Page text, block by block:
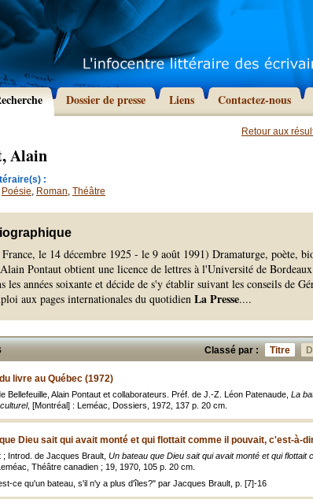
Dossier de presse Liens Contactez-nous
Retour aux
Alain
:
Poésie, Roman, Théâtre
le 14 décembre 1925 - le 9 août 1991) Dramaturge, poète,
Pontaut obtient une licence de lettres à l'Université de
les années soixante et décide de s'y établir suivant les conseils de
aux pages internationales du quotidien La Presse....
Classé par : Titre
livre au Québec (1972)
Bellefeuille, Alain Pontaut et collaborateurs. Préf. de J.-Z. Léon Patenaude, La
, [Montréal] : Leméac, Dossiers, 1972, 137 p. 20 cm.
Dieu sait qui avait monté et qui flottait comme il pouvait, c'est-à-
; Introd. de Jacques Brault, Un bateau que Dieu sait qui avait monté et qui
Théâtre canadien ; 19, 1970, 105 p. 20 cm.
ce qu'un bateau, s'il n'y a plus d'îles?" par Jacques Brault, p. [7]-16